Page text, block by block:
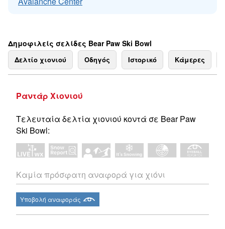
Δημοφιλείς σελίδες Bear Paw Ski Bowl
Δελτίο χιονιού Οδηγός Ιστορικό Κάμερες
Ραντάρ Χιονιού
Τελευταία δελτία χιονιού κοντά σε Bear Paw
Ski Bowl:
Καμία πρόσφατη αναφορά για χιόνι
Υποβολή αναφοράς